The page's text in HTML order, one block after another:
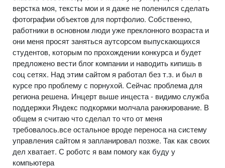
верстка моя, тексты мои и я даже не поленился сделать
фотографии объектов для портфолио. Собственно,
работники в основном люди уже преклонного возраста и
они меня просят заняться аутсорсом выпускающихся
студентов, которым по прохождении конкурса и будет
предложено вести блог компании и наводить кипишь в
соц сетях. Над этим сайтом я работал без т.з. и был в
курсе про проблему с порнухой. Сейчас проблема для
региона решена. Инцерт выше инцеста - видимо служба
поддержки Яндекс подкормки молчала ранжирование. В
общем я считаю что сделал то что от меня
требовалось.все остальное вроде переноса на систему
управления сайтом я запланировал позже. Так как своих
дел хватает. С роботс я вам помогу как буду у
компьютера